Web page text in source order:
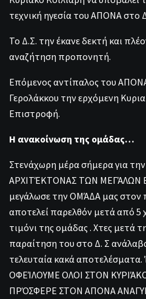
τεχνική ηγεσία του ΑΠΟΝΑ στο
Το Δ.Σ. την έκανε δεκτή και
αναζήτηση προπονητή.
Επόμενος αντίπαλος του
Γερολάκκου την ερχόμενη
Επιστροφή.
Η ανακοίνωση της ομάδας…
Στενάχωρη μέρα σήμερα για
ΑΡΧΙΤΈΚΤΟΝΑΣ ΤΩΝ ΜΕΓΆΛΩΝ
μεγάλωσε την ΟΜΆΔΑ μας στον
αποτελεί παρελθόν μετά από 5
τιμόνι της ομάδας . Χτες μετά
παραίτηση του στο Δ. Σ
τελευταία κακά
ΟΦΕΊΛΟΥΜΕ ΟΛΟΙ ΣΤΟΝ
ΠΡΌΣΦΕΡΕ ΣΤΟΝ ΑΠΟΝΑ